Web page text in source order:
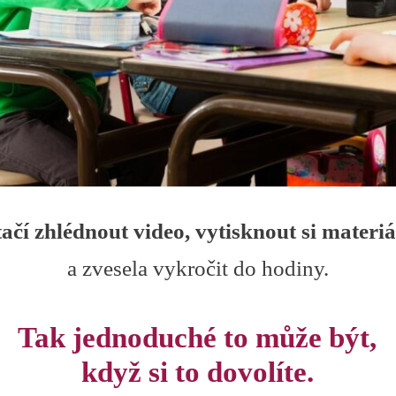
zhlédnout video, vytisknout si
a zvesela vykročit do hodiny.
Tak jednoduché to může být,
když si to dovolíte.